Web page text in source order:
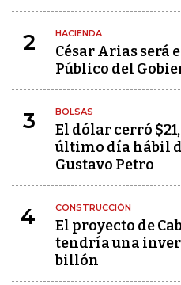
2 HACIENDA
César Arias será
Público del
3 BOLSAS
El dólar cerró
último día hábil
Gustavo Petro
4 CONSTRUCCIÓN
El proyecto de
tendría una
billón